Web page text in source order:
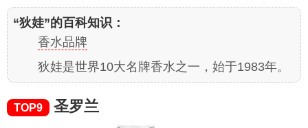
“狄娃”的百科知识：
香水品牌
狄娃是世界10大名牌香水之一，始于1983年。
TOP9 圣罗兰